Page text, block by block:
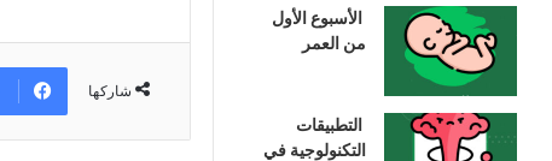
شاركها
الأسبوع الأول
من العمر
التطبيقات
التكنولوجية في